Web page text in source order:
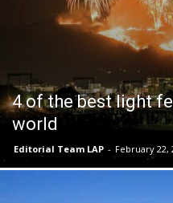
4 of the best light
world
Editorial Team LAP - February 22,